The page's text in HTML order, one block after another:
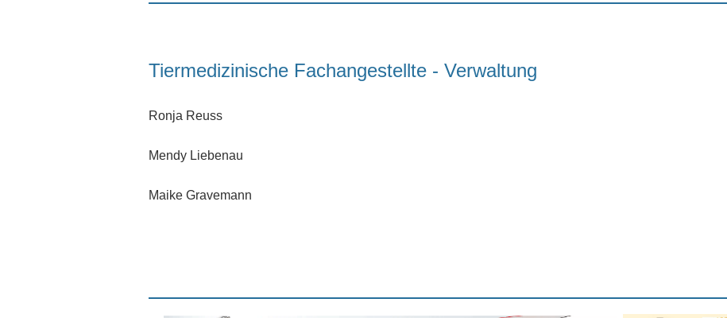
Tiermedizinische Fachangestellte - Verwaltung
Ronja Reuss
Mendy Liebenau
Maike Gravemann